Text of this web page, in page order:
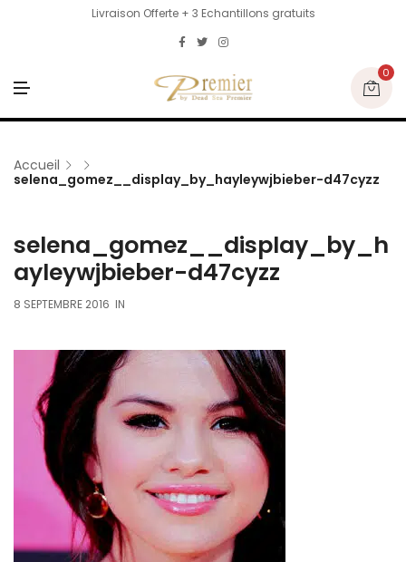
Livraison Offerte + 3 Echantillons gratuits
N
U
0
Accueil
selena_gomez__display_by_hayleywjbieber-d47cyzz
selena_gomez__display_by_h
ayleywjbieber-d47cyzz
8 SEPTEMBRE 2016 IN